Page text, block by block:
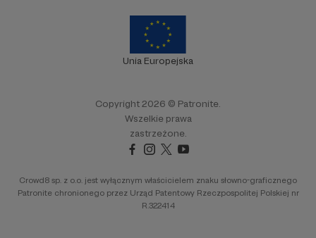
Unia Europejska
Copyright 2026 © Patronite.
Wszelkie prawa
zastrzeżone.
Crowd8 sp. z o.o. jest wyłącznym właścicielem znaku słowno-graficznego
Patronite chronionego przez Urząd Patentowy Rzeczpospolitej Polskiej nr
R.322414